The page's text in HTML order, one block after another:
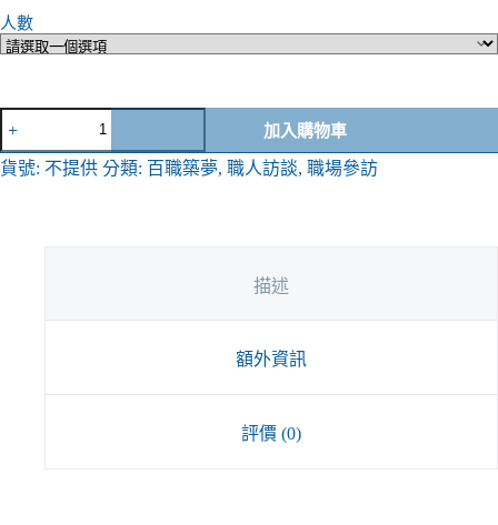
人數
加入購物車
A
l
貨號: 不提供 分類: 百職築夢, 職人訪談, 職場參訪
描述
額外資訊
評價 (0)